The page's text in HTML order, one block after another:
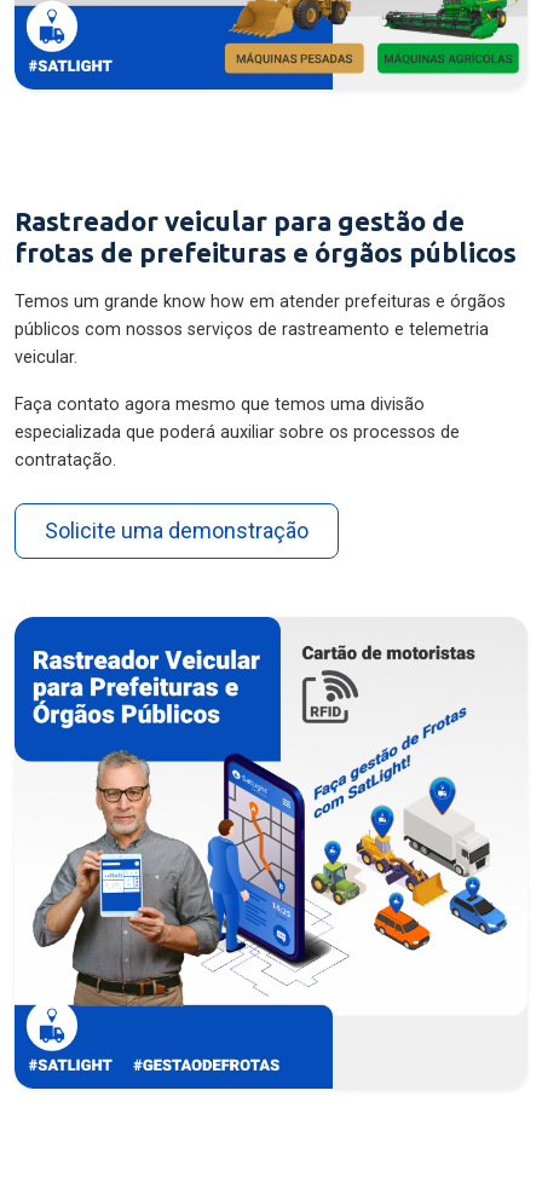
Rastreador veicular para gestão de
frotas de prefeituras e órgãos públicos
Temos um grande know how em atender prefeituras e órgãos
públicos com nossos serviços de rastreamento e telemetria
veicular.
Faça contato agora mesmo que temos uma divisão
especializada que poderá auxiliar sobre os processos de
contratação.
Solicite uma demonstração